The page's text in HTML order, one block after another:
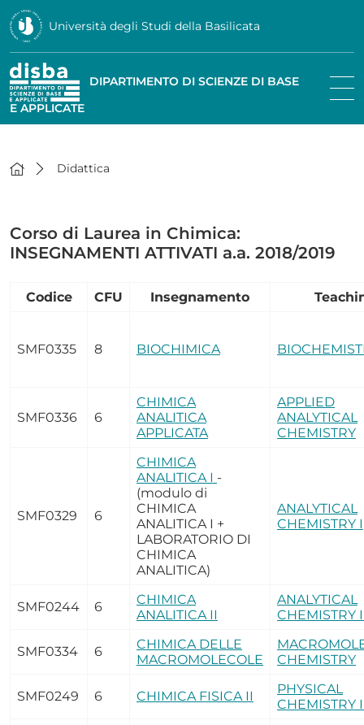
Università degli Studi della Basilicata
DIPARTIMENTO DI SCIENZE DI BASE
E APPLICATE
Didattica
Corso di Laurea in Chimica:
INSEGNAMENTI ATTIVATI a.a. 2018/2019
Codice CFU Insegnamento
SMF0335 8 BIOCHIMICA
SMF0336 6
CHIMICA
ANALITICA
APPLICATA
APPLIED
ANALYTICAL
CHEMISTRY
SMF0329 6
CHIMICA
ANALITICA I -
(modulo di
CHIMICA
ANALITICA I +
LABORATORIO DI
CHIMICA
ANALITICA)
ANALYTICAL
CHEMISTRY I
SMF0244 6
CHIMICA
ANALITICA II
ANALYTICAL
CHEMISTRY
SMF0334 6
CHIMICA DELLE
MACROMOLECOLE
CHEMISTRY
SMF0249 6 CHIMICA FISICA II
PHYSICAL
CHEMISTRY